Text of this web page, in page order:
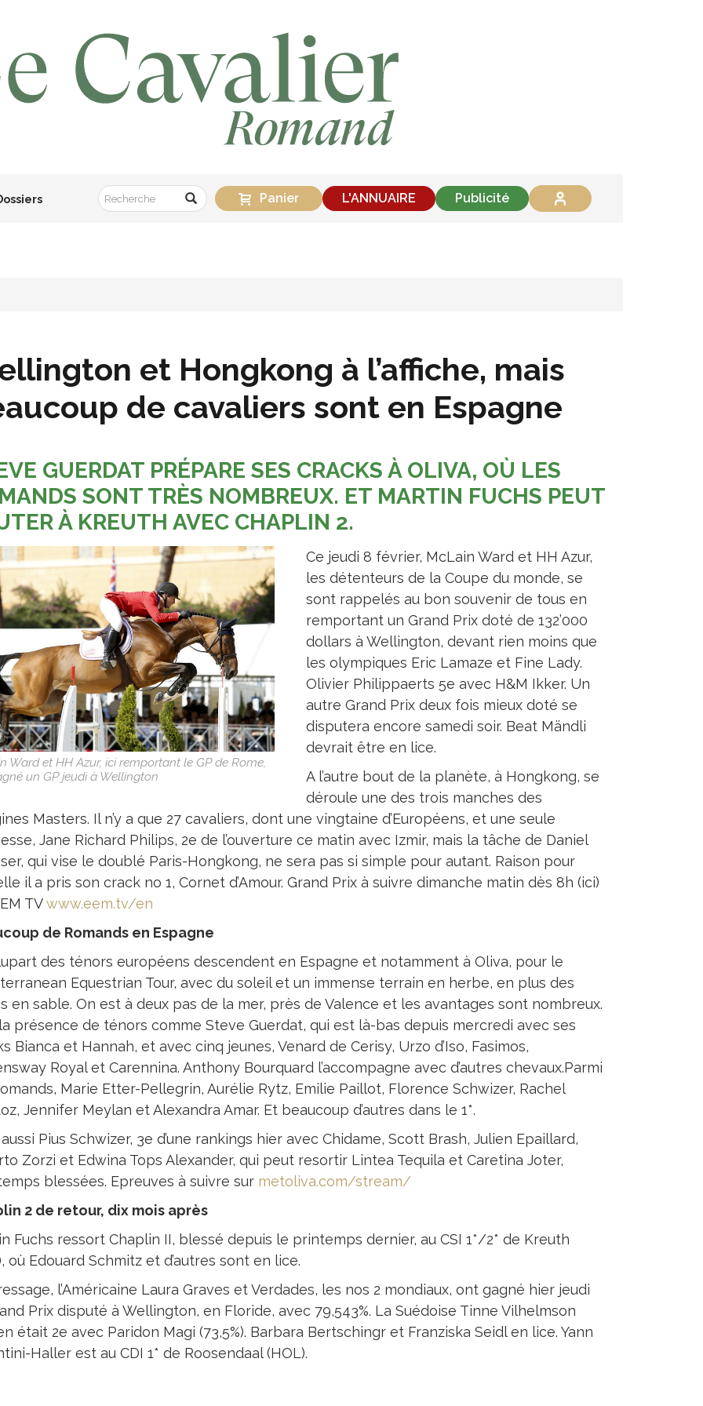
Panier L'ANNUAIRE Publicité
et Hongkong à l’affiche, mais
de cavaliers sont en Espagne
GUERDAT PRÉPARE SES CRACKS À OLIVA, OÙ LES
SONT TRÈS NOMBREUX. ET MARTIN FUCHS PEUT
À KREUTH AVEC CHAPLIN 2.
Ward et HH Azur, ici remportant le GP de Rome,
un GP jeudi à Wellington
Ce jeudi 8 février, McLain Ward et HH Azur,
les détenteurs de la Coupe du monde, se
sont rappelés au bon souvenir de tous en
remportant un Grand Prix doté de 132’000
dollars à Wellington, devant rien moins que
les olympiques Eric Lamaze et Fine Lady.
Olivier Philippaerts 5e avec H&M Ikker. Un
autre Grand Prix deux fois mieux doté se
disputera encore samedi soir. Beat Mändli
devrait être en lice.
A l’autre bout de la planète, à Hongkong, se
déroule une des trois manches des
Masters. Il n’y a que 27 cavaliers, dont une vingtaine d’Européens, et une seule
Jane Richard Philips, 2e de l’ouverture ce matin avec Izmir, mais la tâche de Daniel
qui vise le doublé Paris-Hongkong, ne sera pas si simple pour autant. Raison pour
il a pris son crack no 1, Cornet d’Amour. Grand Prix à suivre dimanche matin dès 8h (ici)
TVwww.eem.tv/en
de Romands en Espagne
des ténors européens descendent en Espagne et notamment à Oliva, pour le
Equestrian Tour, avec du soleil et un immense terrain en herbe, en plus des
en sable. On est à deux pas de la mer, près de Valence et les avantages sont nombreux.
la présence de ténors comme Steve Guerdat, qui est là-bas depuis mercredi avec ses
Bianca et Hannah, et avec cinq jeunes, Venard de Cerisy, Urzo d’Iso, Fasimos,
Royal et Carennina. Anthony Bourquard l’accompagne avec d’autres chevaux.Parmi
Marie Etter-Pellegrin, Aurélie Rytz, Emilie Paillot, Florence Schwizer, Rachel
Jennifer Meylan et Alexandra Amar. Et beaucoup d’autres dans le 1*.
Pius Schwizer, 3e d’une rankings hier avec Chidame, Scott Brash, Julien Epaillard,
Zorzi et Edwina Tops Alexander, qui peut resortir Lintea Tequila et Caretina Joter,
blessées. Epreuves à suivre sur metoliva.com/stream/
2 de retour, dix mois après
Fuchs ressort Chaplin II, blessé depuis le printemps dernier, au CSI 1*/2* de Kreuth
où Edouard Schmitz et d’autres sont en lice.
l’Américaine Laura Graves et Verdades, les nos 2 mondiaux, ont gagné hier jeudi
Prix disputé à Wellington, en Floride, avec 79,543%. La Suédoise Tinne Vilhelmson
était 2e avec Paridon Magi (73,5%). Barbara Bertschingr et Franziska Seidl en lice. Yann
Haller est au CDI 1* de Roosendaal (HOL).